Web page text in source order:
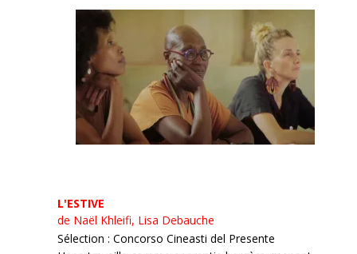
L'ESTIVE
de Naël Khleifi, Lisa Debauche
Sélection : Concorso Cineasti del Presente